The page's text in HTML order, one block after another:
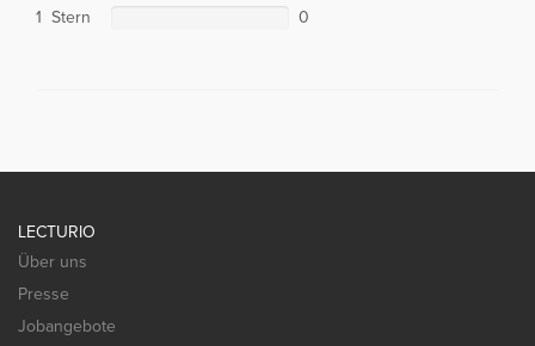
1 Stern
0
LECTURIO
Über uns
Presse
Jobangebote